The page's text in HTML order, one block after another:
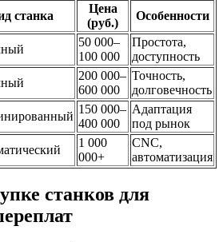
станка
Цена
(руб.)
Особенности
50 000–
100 000
Простота,
доступность
200 000–
600 000
Точность,
долговечность
150 000–
400 000
Адаптация
под рынок
1 000
000+
CNC,
автоматизация
станков для